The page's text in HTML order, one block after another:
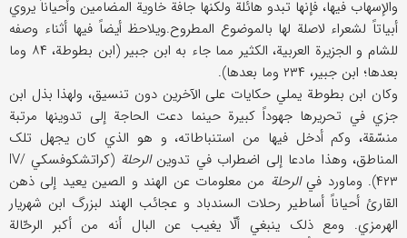
والإسهاب فیها، فإنها تبدو هائلة ولکنها جافة خاویة المضامین وأحیاناً یروي
أبیاتاً لشعراء لاصلة لها بالموضوع المطروح.ویلاحظ أیضاً فیها أثناء وصفه
للشام و الجزیرة العربیة، الکثیر مما جاء به ابن جبیر (ابن بطوطة، ۸۴ وما
بعدها؛ ابن جبیر، ۲۳۴ وما بعدها).
وکان ابن بطوطة یملي حکایات علی الآخرین دون تنسیق، ولهذا بذل ابن
جزي في تحریرها جهوداً کبیرة حینما دعت الحاجة إلی تدوینها مرتبة
منسّقة، وکم أدخل فیها من استنباطاته، و هو الذي کان یجهل تلک
المناطق، وهذا مادعا إلی اضطراب في تدوینالرحلة
(کراتشکوفسکي IV/
۴۲۳). وماورد في
الرحلة من معلومات عن الهند و الصین یعید إلی ذهن
القارئ أحیاناً أساطیر رحلات السندباد و عجائب الهند لبزرگ ابن شهریار
الهرمزي. ومع ذلک ینبغي ألّا یغیب عن البال أنه من أکبر الرحّالة